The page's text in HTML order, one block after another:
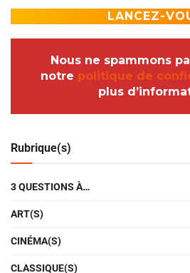
Nous ne spammons
notre politique de
plus
Rubrique(s)
3 QUESTIONS À…
ART(S)
CINÉMA(S)
CLASSIQUE(S)